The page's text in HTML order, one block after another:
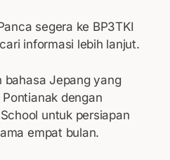
segera ke BP3TKI
informasi lebih lanjut.
bahasa Jepang yang
dengan
untuk persiapan
empat bulan.